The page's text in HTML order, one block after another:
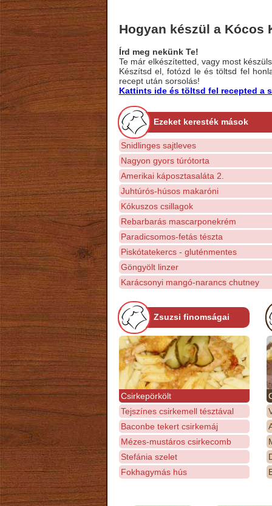
Hogyan készül a Kócos
Írd meg nekünk Te!
Te már elkészítetted, vagy most
Készítsd el, fotózd le és töltsd fel
recept után sorsolás!
Kattints ide és töltsd fel recepted a
Ezeket keresték mások
Snidlinges sajtleves
Nagyon gyors túrótorta
Amerikai káposztasaláta 2.
Juhtúrós-húsos makaróni
Kókuszos csillagok
Rebarbarás mascarponekrém
Paradicsomos-fetás tészta
Piskótatekercs - gluténmentes
Göngyölt linzer
Karácsonyi mangó-narancs chutney
Zsuzsi finomságai
Csirkepörkölt
Tejszínes csirkemell tésztával
Baconbe tekert csirkemáj
Mézes-mustáros csirkecomb
Stefánia szelet
Fokhagymás hús